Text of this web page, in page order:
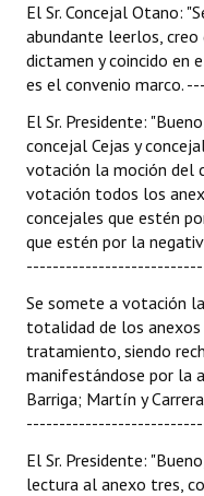
El Sr. Concejal Otano:
abundante leerlos,
dictamen y coincido en
es el convenio
El Sr. Presidente:
concejal Cejas y
votación la moción del
votación todos los
concejales que estén
que estén por la
Se somete a votación
totalidad de los
tratamiento, siendo
manifestándose por la
Barriga; Martín y
El Sr. Presidente:
lectura al anexo tres,